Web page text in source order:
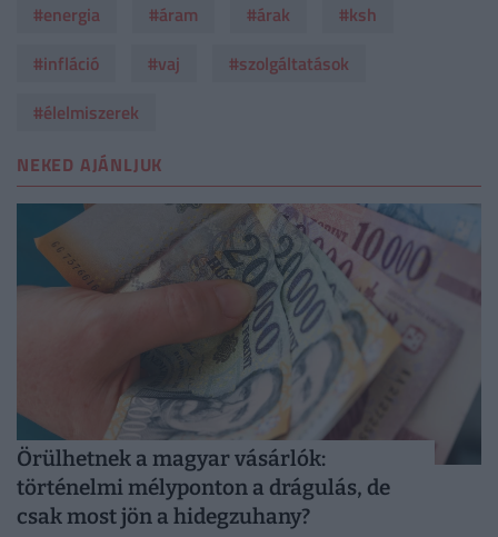
#energia
#áram #árak
#ksh
#infláció
#vaj
#szolgáltatások
#élelmiszerek
NEKED AJÁNLJUK
Örülhetnek a magyar vásárlók:
történelmi mélyponton a drágulás, de
csak most jön a hidegzuhany?